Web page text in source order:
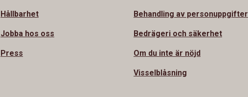
Hållbarhet
Jobba hos oss
Press
Behandling av personuppgifter
Bedrägeri och säkerhet
Om du inte är nöjd
Visselblåsning